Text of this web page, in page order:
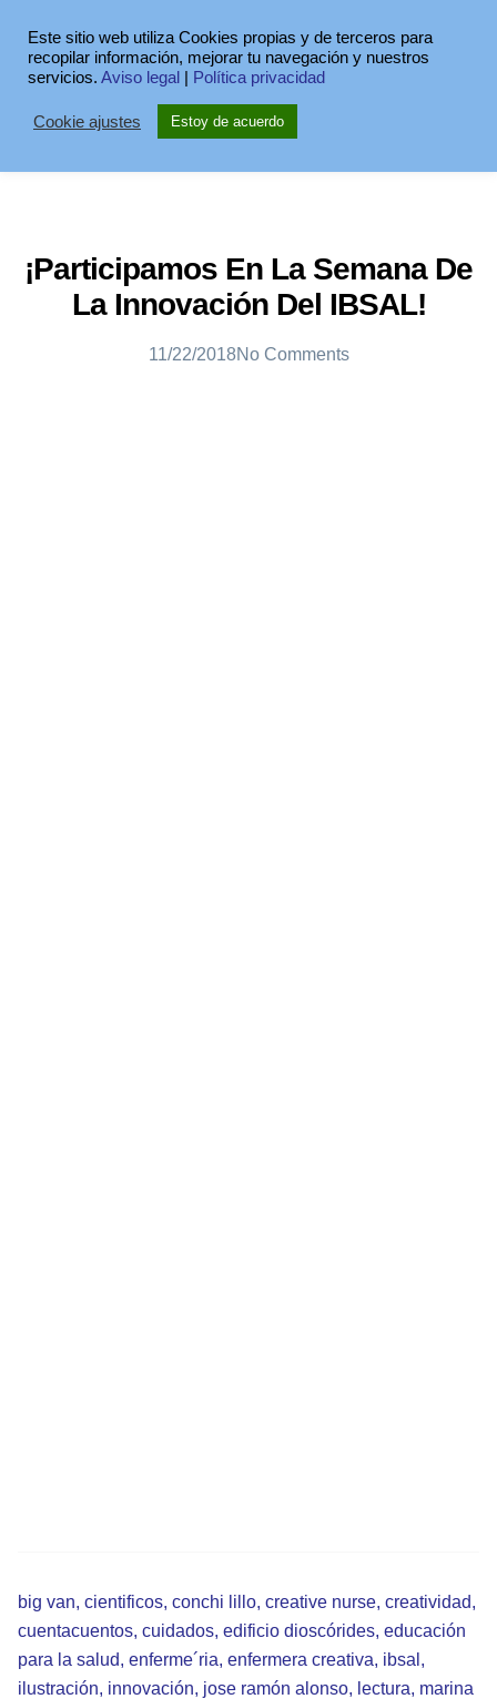
¡Participamos En La Semana De
La Innovación Del IBSAL!
11/22/2018No Comments
big van, cientificos, conchi lillo, creative nurse, creatividad,
cuentacuentos, cuidados, edificio dioscórides, educación
para la salud, enferme´ria, enfermera creativa, ibsal ,
ilustración, innovación, jose ramón alonso, lectura, marina
Este sitio web utiliza Cookies propias y de terceros para
recopilar información, mejorar tu navegación y nuestros
servicios. Aviso legal Política privacidad
Cookie ajustes Estoy de acuerdo